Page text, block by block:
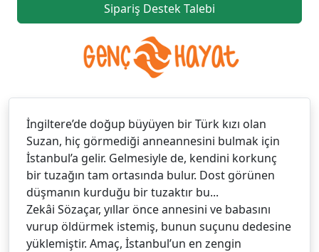
Sipariş Destek Talebi
İngiltere’de doğup büyüyen bir Türk kızı olan
Suzan, hiç görmediği anneannesini bulmak için
İstanbul’a gelir. Gelmesiyle de, kendini korkunç
bir tuzağın tam ortasında bulur. Dost görünen
düşmanın kurduğu bir tuzaktır bu...
Zekâi Sözaçar, yıllar önce annesini ve babasını
vurup öldürmek istemiş, bunun suçunu dedesine
yüklemiştir. Amaç, İstanbul’un en zengin